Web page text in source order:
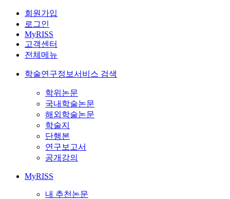
회원가입
로그인
MyRISS
고객센터
전체메뉴
학술연구정보서비스 검색
학위논문
국내학술논문
해외학술논문
학술지
단행본
연구보고서
공개강의
MyRISS
내 추천논문